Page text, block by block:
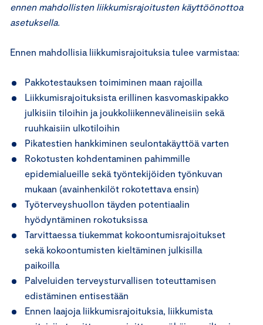
ennen mahdollisten liikkumisrajoitusten käyttöönottoa
asetuksella.
Ennen mahdollisia liikkumisrajoituksia tulee varmistaa:
Pakkotestauksen toimiminen maan rajoilla
Liikkumisrajoituksista erillinen kasvomaskipakko
julkisiin tiloihin ja joukkoliikennevälineisiin sekä
ruuhkaisiin ulkotiloihin
Pikatestien hankkiminen seulontakäyttöä varten
Rokotusten kohdentaminen pahimmille
epidemialueille sekä työntekijöiden työnkuvan
mukaan (avainhenkilöt rokotettava ensin)
Työterveyshuollon täyden potentiaalin
hyödyntäminen rokotuksissa
Tarvittaessa tiukemmat kokoontumisrajoitukset
sekä kokoontumisten kieltäminen julkisilla
paikoilla
Palveluiden terveysturvallisen toteuttamisen
edistäminen entisestään
Ennen laajoja liikkumisrajoituksia, liikkumista